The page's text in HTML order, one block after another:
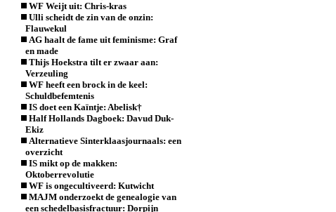
WF Weijt uit: Chris-kras
Ulli scheidt de zin van de onzin:
Flauwekul
AG haalt de fame uit feminisme: Graf
en made
Thijs Hoekstra tilt er zwaar aan:
Verzeuling
WF heeft een brock in de keel:
Schuldbefemtenis
IS doet een Kaïntje: Abelisk†
Half Hollands Dagboek: Davud Duk-
Ekiz
Alternatieve Sinterklaasjournaals: een
overzicht
IS mikt op de makken:
Oktoberrevolutie
WF is ongecultiveerd: Kutwicht
MAJM onderzoekt de genealogie van
een schedelbasisfractuur: Dorpijn